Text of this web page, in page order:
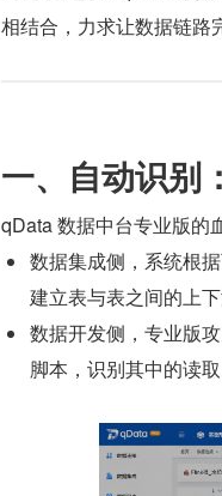
相结合，力求让数据链路
一、自动识别
qData 数据中台专业版的
数据集成侧，系统根
建立表与表之间的上下
数据开发侧，专业版
脚本，识别其中的读